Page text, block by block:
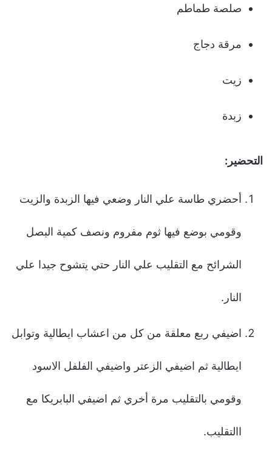
صلصة طماطم
مرقة دجاج
زيت
زبدة
التحضير:
أحضري طاسة علي النار وضعي فيها الزبدة والزيت
وقومي بوضع فيها ثوم مفروم ونصف كمية البصل
الشرائح مع التقليب علي النار حتي يتشوح جيدا علي
النار.
اضيفي ربع معلقة من كل من اعشاب ايطالية وتوابل
ايطالية ثم اضيفي الزعتر واضيفي الفلفل الاسود
وقومي بالتقليب مرة أخري ثم اضيفي البابريكا مع
االتقليب.